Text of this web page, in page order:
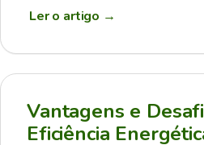
Ler o artigo →
Vantagens e
Eficiência